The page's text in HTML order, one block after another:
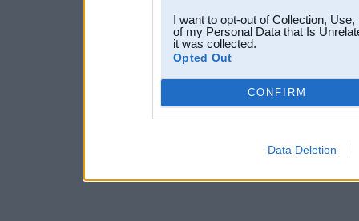
I want to opt-out of Collection,
of my Personal Data that Is
it was collected.
Opted Out
CONFIRM
Data Deletion